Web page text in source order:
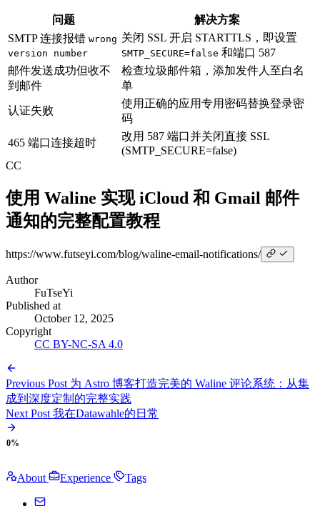
问题
解决方案
SMTP 连接报错 wrong
version number
关闭 SSL 开启 STARTTLS，即设置
SMTP_SECURE=false 和端口 587
邮件发送成功但收不
到邮件
检查垃圾邮件箱，添加发件人至白名
单
认证失败
使用正确的应用专用密码替换登录密
码
465 端口连接超时
改用 587 端口并关闭直接 SSL
(SMTP_SECURE=false)
CC
使用 Waline 实现 iCloud 和 Gmail 邮件
通知的完整配置教程
https://www.futseyi.com/blog/waline-email-notifications/
Author
FuTseYi
Published at
October 12, 2025
Copyright
CC BY-NC-SA 4.0
Previous Post 为 Astro 博客打造完美的 Waline 评论系统：从集
成到深度定制的完整实践
Next Post 我在Datawahle的日常
0%
About Experience Tags